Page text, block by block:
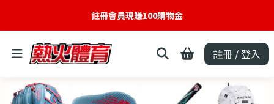
註冊會員現賺100購物金
註冊 / 登入